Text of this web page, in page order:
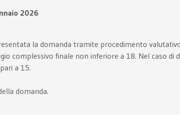
2026
la domanda tramite procedimento
complessivo finale non inferiore a 18. Nel caso
a 15.
domanda.